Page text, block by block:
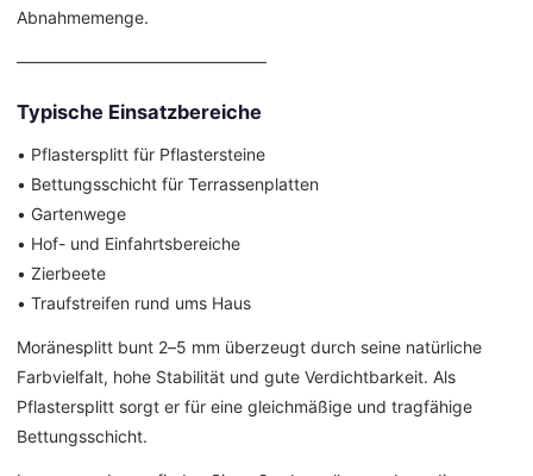
Abnahmemenge.
––––––––––––––––––––––––––––––
Typische Einsatzbereiche
• Pflastersplitt für Pflastersteine
• Bettungsschicht für Terrassenplatten
• Gartenwege
• Hof- und Einfahrtsbereiche
• Zierbeete
• Traufstreifen rund ums Haus
Moränesplitt bunt 2–5 mm überzeugt durch seine natürliche
Farbvielfalt, hohe Stabilität und gute Verdichtbarkeit. Als
Pflastersplitt sorgt er für eine gleichmäßige und tragfähige
Bettungsschicht.